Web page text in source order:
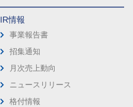
IR情報
事業報告書
招集通知
月次売上動向
ニュースリリース
格付情報